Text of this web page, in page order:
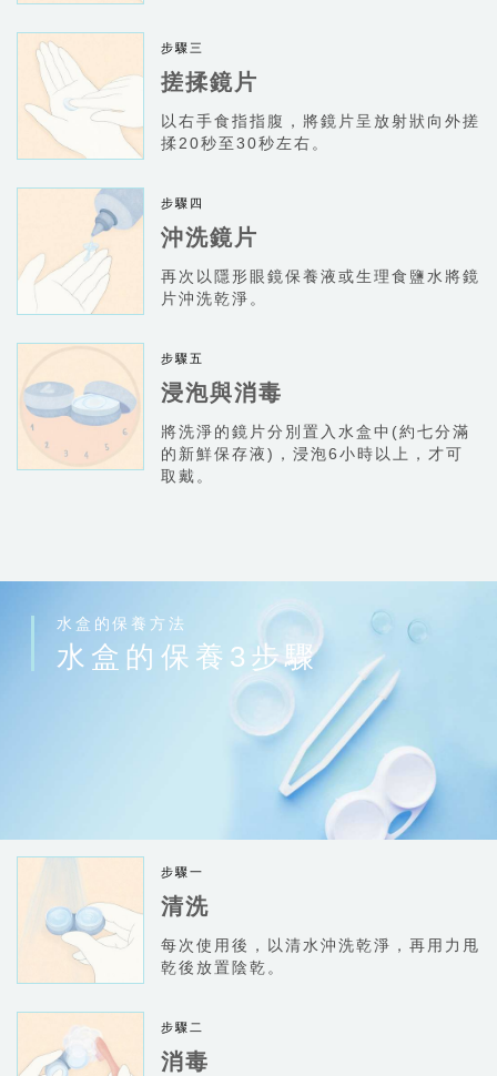
搓揉鏡片
以右手食指指腹，將鏡片呈放射狀向外搓
揉20秒至30秒左右。
沖洗鏡片
再次以隱形眼鏡保養液或生理食鹽水將鏡
片沖洗乾淨。
浸泡與消毒
將洗淨的鏡片分別置入水盒中(約七分滿
的新鮮保存液)，浸泡6小時以上，才可
取戴。
水盒的保養方法
水盒的保養3步驟
清洗
每次使用後，以清水沖洗乾淨，再用力甩
乾後放置陰乾。
消毒